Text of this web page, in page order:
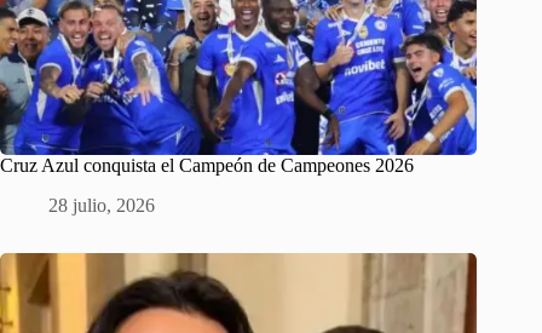
Cruz Azul conquista el Campeón de Campeones 2026
28 julio, 2026